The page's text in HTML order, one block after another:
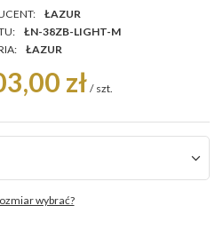
ŁAZUR
ŁN-38ZB-LIGHT-M
ŁAZUR
zł / szt.
wybrać?